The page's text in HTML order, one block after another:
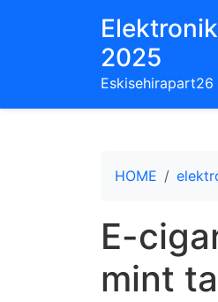
2025
Eskisehirapart26
HOME
E-
mint